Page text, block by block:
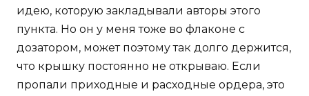
идею, которую закладывали авторы этого
пункта. Но он у меня тоже во флаконе с
дозатором, может поэтому так долго держится,
что крышку постоянно не открываю. Если
пропали приходные и расходные ордера, это